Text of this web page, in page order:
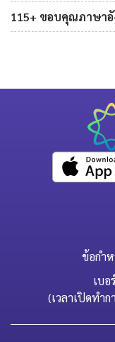
115+ ขอบคุณภาษา
ข้อกำ
เบอ
(เวลาเปิดทำ